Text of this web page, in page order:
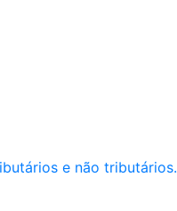
e não tributários.